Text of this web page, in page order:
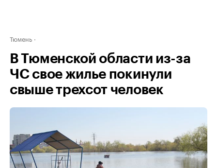
Тюмень
В Тюменской области из-за
ЧС свое жилье покинули
свыше трехсот человек